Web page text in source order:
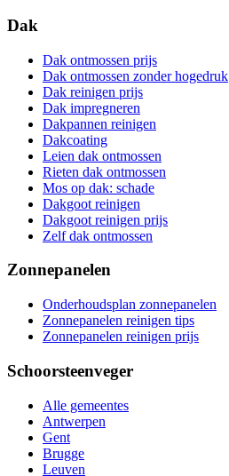
Dak
Dak ontmossen prijs
Dak ontmossen zonder hogedruk
Dak reinigen prijs
Dak impregneren
Dakpannen reinigen
Dakcoating
Leien dak ontmossen
Rieten dak ontmossen
Mos op dak: schade
Dakgoot reinigen
Dakgoot reinigen prijs
Zelf dak ontmossen
Zonnepanelen
Onderhoudsplan zonnepanelen
Zonnepanelen reinigen tips
Zonnepanelen reinigen prijs
Schoorsteenveger
Alle gemeentes
Antwerpen
Gent
Brugge
Leuven